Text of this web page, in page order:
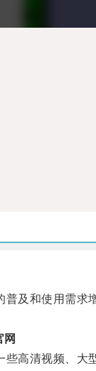
和使用需求增
清视频、大型